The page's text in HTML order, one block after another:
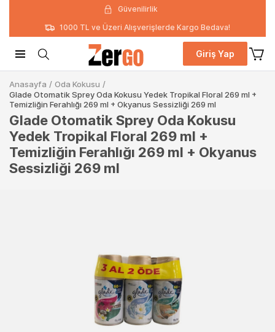
Güvenilirlik
1000 TL ve Üzeri Alışverişlerde Kargo Bedava!
Giriş Yap
Anasayfa / Oda Kokusu /
Glade Otomatik Sprey Oda Kokusu Yedek Tropikal Floral 269 ml +
Temizliğin Ferahlığı 269 ml + Okyanus Sessizliği 269 ml
Glade Otomatik Sprey Oda Kokusu
Yedek Tropikal Floral 269 ml +
Temizliğin Ferahlığı 269 ml + Okyanus
Sessizliği 269 ml